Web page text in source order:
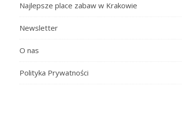
Najlepsze place zabaw w Krakowie
Newsletter
O nas
Polityka Prywatności